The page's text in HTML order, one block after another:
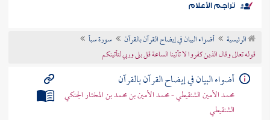
موضوعي
تراجم الأعلام
الرئيسية أضواء البيان في إيضاح القرآن بالقرآن
سورة سبأ
قوله تعالى وقال الذين كفروا لا تأتينا الساعة قل بلى وربي لتأتينكم
أضواء البيان في إيضاح القرآن بالقرآن
محمد الأمين الشنقيطي - محمد الأمين بن محمد بن المختار الجنكي
الشنقيطي